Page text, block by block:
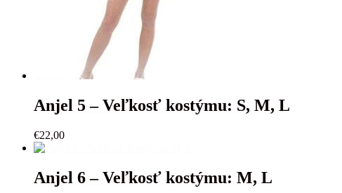
Anjel 5 – Veľkosť kostýmu: S, M, L
€22,00
Anjel 6 – Veľkosť kostýmu: M, L